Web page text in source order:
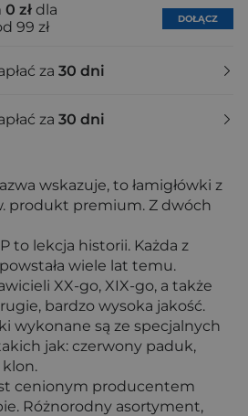
zł dla
99 zł
DOŁĄCZ
za 30 dni
za 30 dni
wskazuje, to łamigłówki z
produkt premium. Z dwóch
to lekcja historii. Każda z
wiele lat temu.
XX-go, XIX-go, a także
bardzo wysoka jakość.
wykonane są ze specjalnych
jak: czerwony paduk,
klon.
cenionym producentem
Różnorodny asortyment,